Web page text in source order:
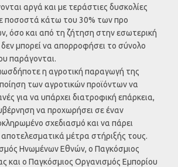
αργά και με τεράστιες δυσκολίες
ποσοστά κάτω του 30% των προ
όσο και από τη ζήτηση στην εσωτερική
μπορεί να απορροφήσει το σύνολο
παράγονται.
η αγροτική παραγωγή της
των αγροτικών προϊόντων να
για να υπάρχει διατροφική επάρκεια,
να προχωρήσει σε έναν
σχεδιασμό και να πάρει
αποτελεσματικά μέτρα στήριξής τους.
Ηνωμένων Εθνών, ο Παγκόσμιος
και ο Παγκόσμιος Οργανισμός Εμπορίου